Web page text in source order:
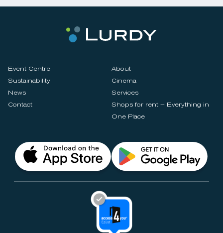
Event Centre
About
Sustainability
Cinema
News
Services
Contact
Shops for rent – Everything in
One Place